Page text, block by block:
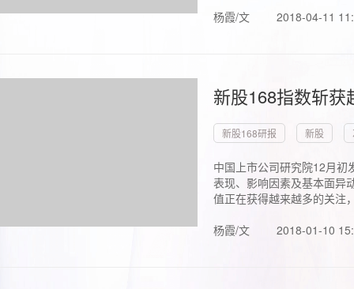
杨霞/文 2018-04-11
新股168指数斩
新股168研报 新股
中国上市公司研究院12月初
表现、影响因素及基本面异
值正在获得越来越多的关注
杨霞/文
2018-01-10